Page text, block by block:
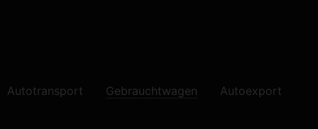
Autotransport Gebrauchtwagen Autoexport